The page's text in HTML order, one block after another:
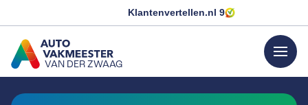
Klantenvertellen.nl 9
VAN DER ZWAAG
GA NAAR DE HOMEPAGINA
menu